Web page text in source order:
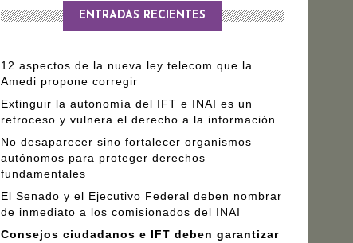
ENTRADAS RECIENTES
12 aspectos de la nueva ley telecom que la
Amedi propone corregir
Extinguir la autonomía del IFT e INAI es un
retroceso y vulnera el derecho a la información
No desaparecer sino fortalecer organismos
autónomos para proteger derechos
fundamentales
El Senado y el Ejecutivo Federal deben nombrar
de inmediato a los comisionados del INAI
Consejos ciudadanos e IFT deben garantizar